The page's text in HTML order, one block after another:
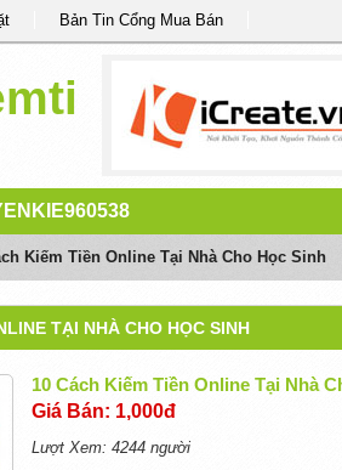
Bản Tin Cổng Mua Bán
Kiếm Tiền Online Tại Nhà Cho Học Sinh
TẠI NHÀ CHO HỌC SINH
10 Cách Kiếm Tiền Online Tại Nhà
Giá Bán: 1,000đ
Lượt Xem: 4244 người